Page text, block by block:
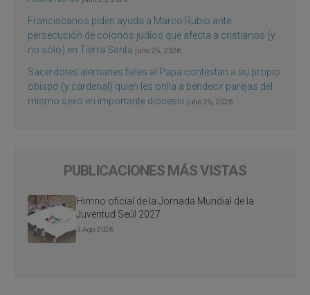
Franciscanos piden ayuda a Marco Rubio ante
persecución de colonos judíos que afecta a cristianos (y
no sólo) en Tierra Santa julio 25, 2026
Sacerdotes alemanes fieles al Papa contestan a su propio
obispo (y cardenal) quien les orilla a bendecir parejas del
mismo sexo en importante diócesis julio 25, 2026
PUBLICACIONES MÁS VISTAS
Himno oficial de la Jornada Mundial de la
Juventud Seúl 2027
3 Ago 2026